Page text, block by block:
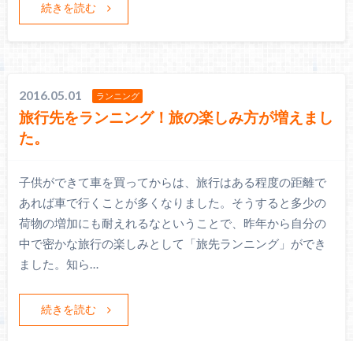
続きを読む
2016.05.01 ランニング
旅行先をランニング！旅の楽しみ方が増えまし
た。
子供ができて車を買ってからは、旅行はある程度の距離で
あれば車で行くことが多くなりました。そうすると多少の
荷物の増加にも耐えれるなということで、昨年から自分の
中で密かな旅行の楽しみとして「旅先ランニング」ができ
ました。知ら…
続きを読む